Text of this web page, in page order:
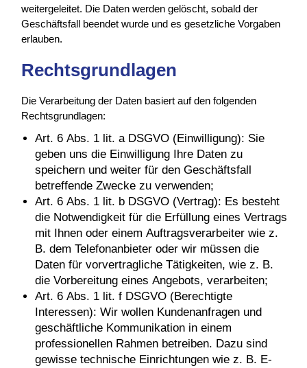
weitergeleitet. Die Daten werden gelöscht, sobald der
Geschäftsfall beendet wurde und es gesetzliche Vorgaben
erlauben.
Rechtsgrundlagen
Die Verarbeitung der Daten basiert auf den folgenden
Rechtsgrundlagen:
Art. 6 Abs. 1 lit. a DSGVO (Einwilligung): Sie
geben uns die Einwilligung Ihre Daten zu
speichern und weiter für den Geschäftsfall
betreffende Zwecke zu verwenden;
Art. 6 Abs. 1 lit. b DSGVO (Vertrag): Es besteht
die Notwendigkeit für die Erfüllung eines Vertrags
mit Ihnen oder einem Auftragsverarbeiter wie z.
B. dem Telefonanbieter oder wir müssen die
Daten für vorvertragliche Tätigkeiten, wie z. B.
die Vorbereitung eines Angebots, verarbeiten;
Art. 6 Abs. 1 lit. f DSGVO (Berechtigte
Interessen): Wir wollen Kundenanfragen und
geschäftliche Kommunikation in einem
professionellen Rahmen betreiben. Dazu sind
gewisse technische Einrichtungen wie z. B. E-